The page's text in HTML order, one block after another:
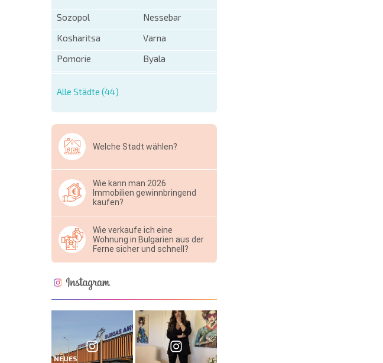
Sozopol
Nessebar
Kosharitsa
Varna
Pomorie
Byala
Alle Städte (44)
Welche Stadt wählen?
Wie kann man 2026
Immobilien gewinnbringend
kaufen?
Wie verkaufe ich eine
Wohnung in Bulgarien aus der
Ferne sicher und schnell?
NEUES